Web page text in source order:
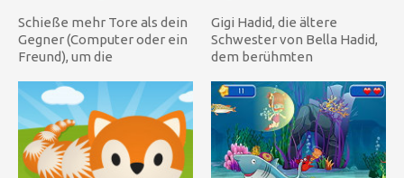
Schieße mehr Tore als dein
Gegner (Computer oder ein
Freund), um die
ode...
Gigi Hadid, die ältere
Schwester von Bella Hadid,
dem berühmten
niederländisch-palästin...